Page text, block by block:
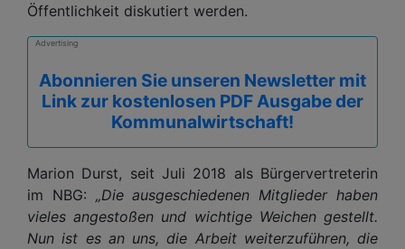
Öffentlichkeit diskutiert werden.
Advertising
Abonnieren Sie unseren Newsletter mit
Link zur kostenlosen PDF Ausgabe der
Kommunalwirtschaft!
Marion Durst, seit Juli 2018 als Bürgervertreterin
im NBG: „Die ausgeschiedenen Mitglieder haben
vieles angestoßen und wichtige Weichen gestellt.
Nun ist es an uns, die Arbeit weiterzuführen, die